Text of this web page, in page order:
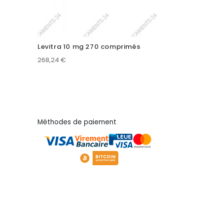
Levitra 10 mg 270 comprimés
268,24 €
Méthodes de paiement